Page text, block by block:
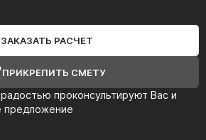
проконсультируют Вас и
предложение
ЗАКАЗАТЬ РАСЧЕТ
ПРИКРЕПИТЬ СМЕТУ